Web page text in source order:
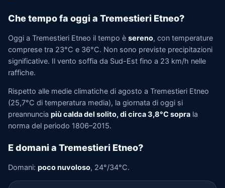
Che tempo fa oggi a Tremestieri Etneo?
Oggi a Tremestieri Etneo il tempo è sereno, con temperature
comprese tra 23°C e 36°C. Non sono previste precipitazioni
significative. Il vento soffia da Sud-Est fino a 23 km/h nelle
raffiche.
Rispetto alle medie climatiche di agosto a Tremestieri Etneo
(25,7°C di temperatura media), la giornata di oggi si
preannuncia più calda del solito, di circa 3,8°C sopra la
norma del periodo 1806–2015.
E domani a Tremestieri Etneo?
Domani: poco nuvoloso, 24°/34°C.